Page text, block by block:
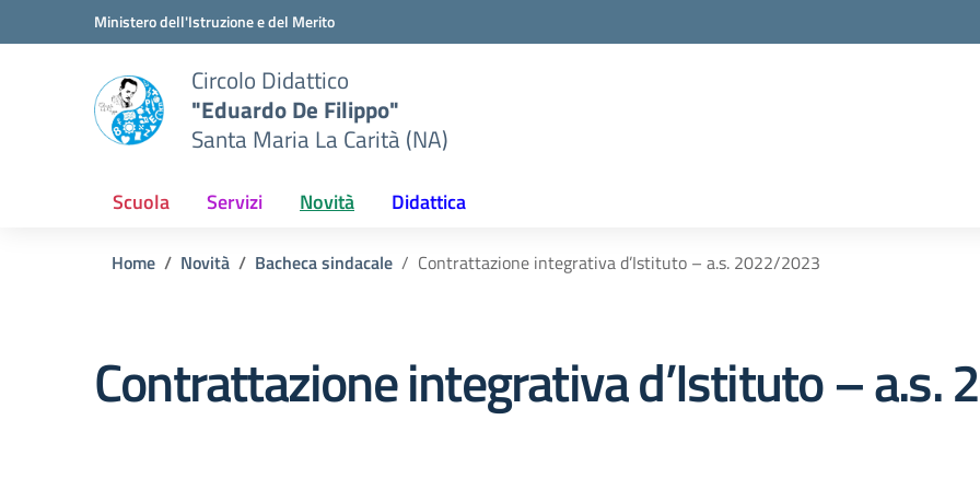
Vai ai contenuti
Vai al menu di navigazioneMinistero dell'Istruzione e del Merito
Circolo Didattico
"Eduardo De Filippo"
Santa Maria La Carità (NA)
Scuola Servizi Novità Didattica
Home Novità Bacheca sindacale Contrattazione integrativa d’Istituto – a.s. 2022/2023
Contrattazione integrativa d’Istituto – a.s.